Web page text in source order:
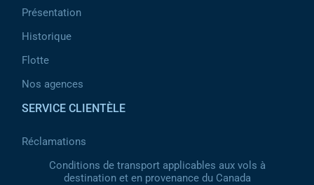
Présentation
Historique
Flotte
Nos agences
SERVICE CLIENTÈLE
Réclamations
Conditions de transport applicables aux vols à
destination et en provenance du Canada